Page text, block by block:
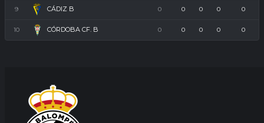
9 CÁDIZ B 0 0 0 0 0
10 CÓRDOBA CF. B 0 0 0 0 0